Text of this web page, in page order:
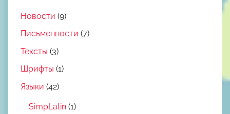
Новости (9)
Письменности (7)
Тексты (3)
Шрифты (1)
Языки (42)
SimpLatin (1)